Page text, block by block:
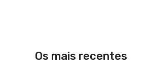
Os mais recentes